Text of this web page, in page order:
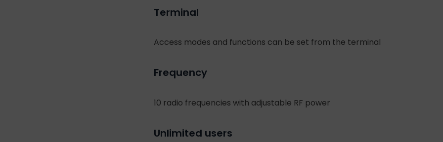
Terminal
Access modes and functions can be set from the terminal
Frequency
10 radio frequencies with adjustable RF power
Unlimited users